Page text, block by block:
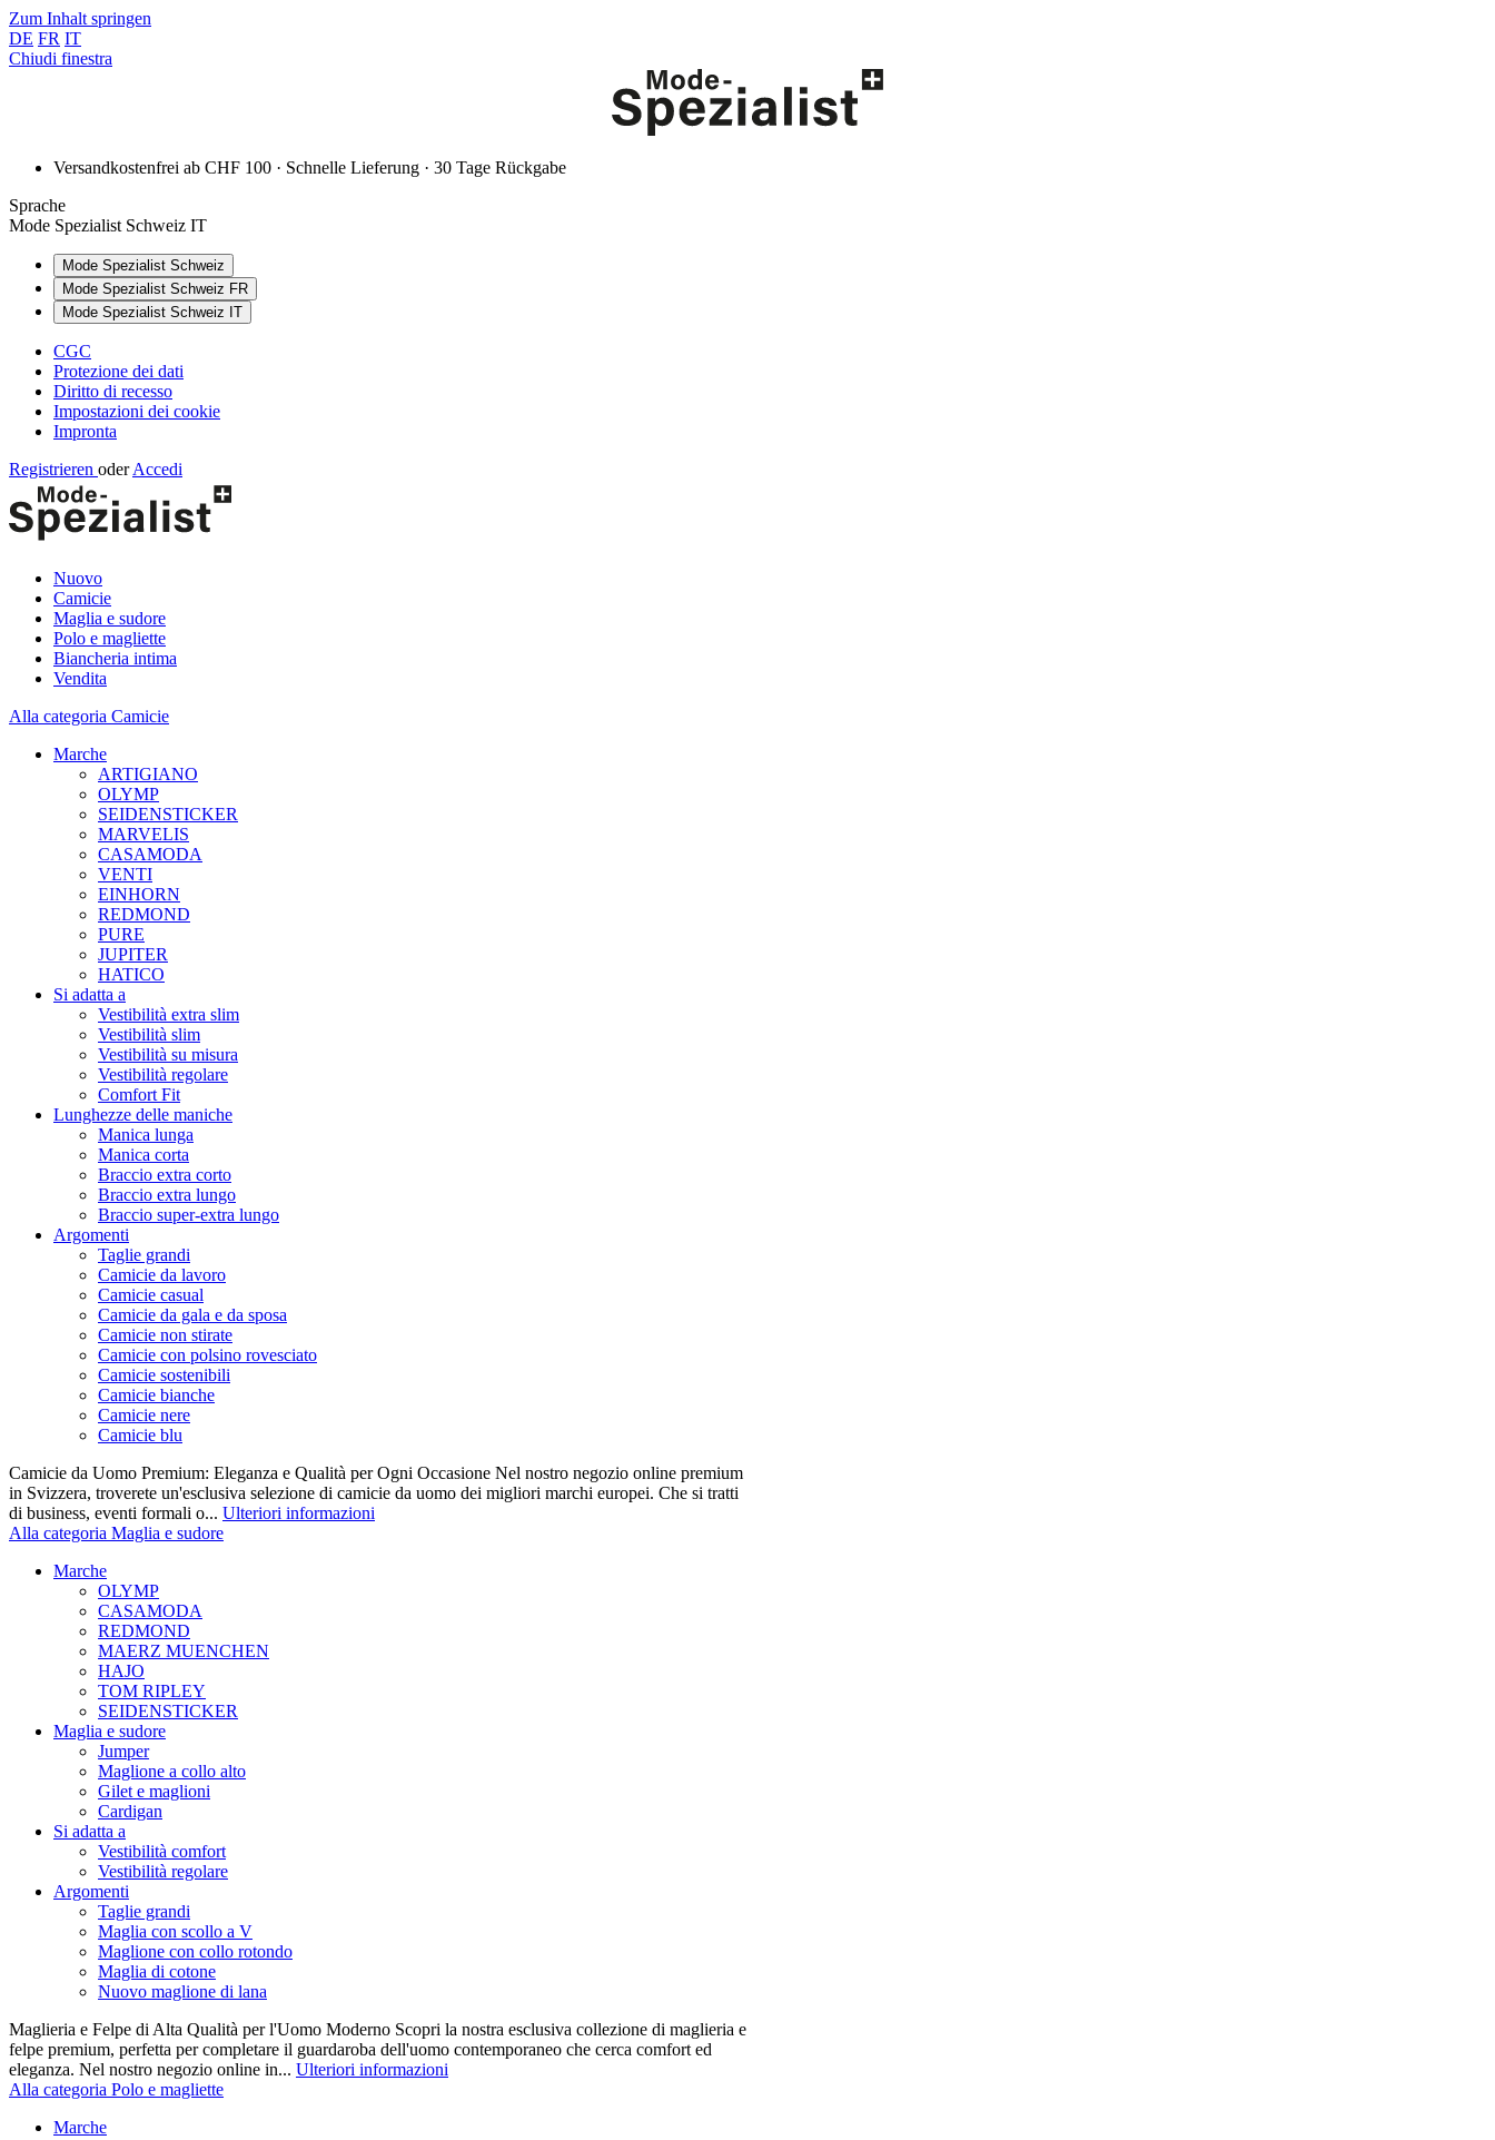
Zum Inhalt springen
DE FR IT
Chiudi finestra
Versandkostenfrei ab CHF 100 · Schnelle Lieferung · 30 Tage Rückgabe
Sprache
Mode Spezialist Schweiz IT
Mode Spezialist Schweiz
Mode Spezialist Schweiz FR
Mode Spezialist Schweiz IT
CGC
Protezione dei dati
Diritto di recesso
Impostazioni dei cookie
Impronta
Registrieren oder Accedi
Nuovo
Camicie
Maglia e sudore
Polo e magliette
Biancheria intima
Vendita
Alla categoria Camicie
Marche
ARTIGIANO
OLYMP
SEIDENSTICKER
MARVELIS
CASAMODA
VENTI
EINHORN
REDMOND
PURE
JUPITER
HATICO
Si adatta a
Vestibilità extra slim
Vestibilità slim
Vestibilità su misura
Vestibilità regolare
Comfort Fit
Lunghezze delle maniche
Manica lunga
Manica corta
Braccio extra corto
Braccio extra lungo
Braccio super-extra lungo
Argomenti
Taglie grandi
Camicie da lavoro
Camicie casual
Camicie da gala e da sposa
Camicie non stirate
Camicie con polsino rovesciato
Camicie sostenibili
Camicie bianche
Camicie nere
Camicie blu
Camicie da Uomo Premium: Eleganza e Qualità per Ogni Occasione Nel nostro negozio online premium
in Svizzera, troverete un'esclusiva selezione di camicie da uomo dei migliori marchi europei. Che si tratti
di business, eventi formali o... Ulteriori informazioni
Alla categoria Maglia e sudore
Marche
OLYMP
CASAMODA
REDMOND
MAERZ MUENCHEN
HAJO
TOM RIPLEY
SEIDENSTICKER
Maglia e sudore
Jumper
Maglione a collo alto
Gilet e maglioni
Cardigan
Si adatta a
Vestibilità comfort
Vestibilità regolare
Argomenti
Taglie grandi
Maglia con scollo a V
Maglione con collo rotondo
Maglia di cotone
Nuovo maglione di lana
Maglieria e Felpe di Alta Qualità per l'Uomo Moderno Scopri la nostra esclusiva collezione di maglieria e
felpe premium, perfetta per completare il guardaroba dell'uomo contemporaneo che cerca comfort ed
eleganza. Nel nostro negozio online in... Ulteriori informazioni
Alla categoria Polo e magliette
Marche